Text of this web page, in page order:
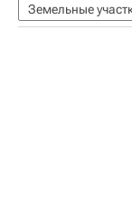
Земельные